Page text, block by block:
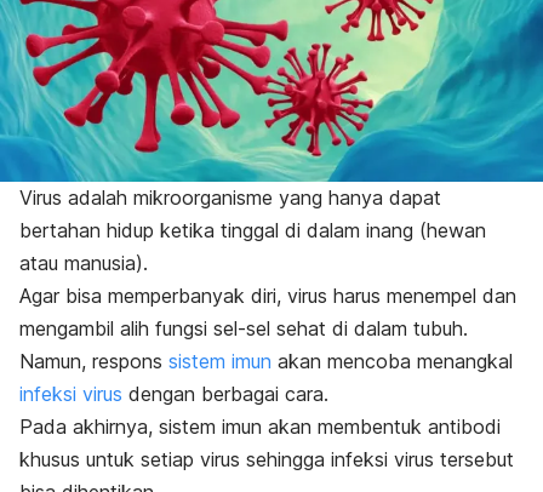
Virus adalah mikroorganisme yang hanya dapat
bertahan hidup ketika tinggal di dalam inang (hewan
atau manusia).
Agar bisa memperbanyak diri, virus harus menempel dan
mengambil alih fungsi sel-sel sehat di dalam tubuh.
Namun, respons sistem imun akan mencoba menangkal
infeksi virus dengan berbagai cara.
Pada akhirnya, sistem imun akan membentuk antibodi
khusus untuk setiap virus sehingga infeksi virus tersebut